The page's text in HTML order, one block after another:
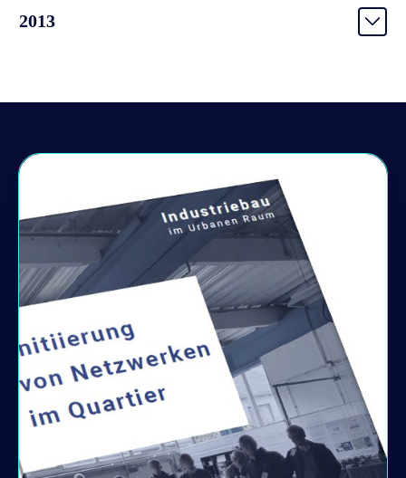
2013